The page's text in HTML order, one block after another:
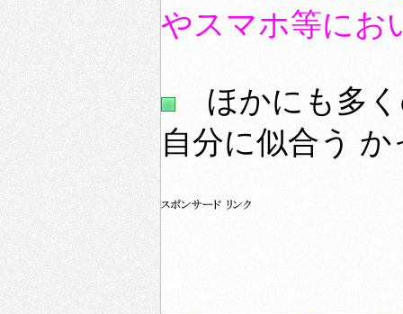
やスマホ等にお
ほかにも多く
自分に似合う